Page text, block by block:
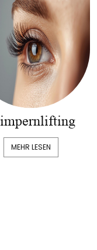
MEHR LESEN